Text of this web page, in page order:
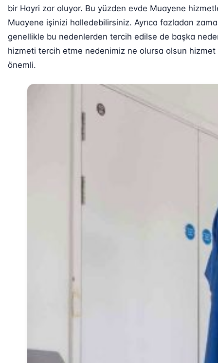
bir Hayri zor oluyor. Bu yüzden evde Muayene
Muayene işinizi halledebilirsiniz. Ayrıca fazladan
genellikle bu nedenlerden tercih edilse de başka
hizmeti tercih etme nedenimiz ne olursa olsun
önemli.